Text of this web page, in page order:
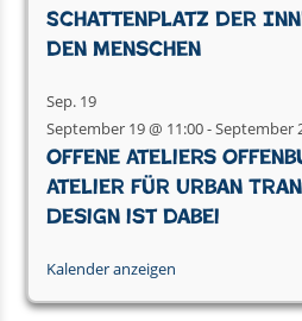
Schattenplatz der
den Menschen
Sep. 19
September 19 @ 11:00-September
Offene Ateliers
Atelier für Urban
Design ist dabei
Kalender anzeigen